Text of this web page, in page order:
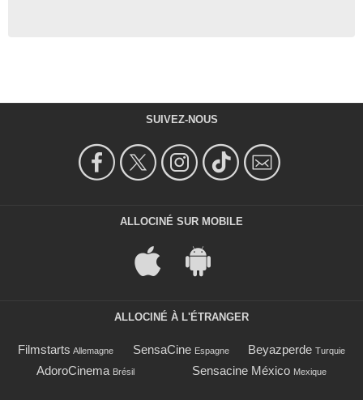
SUIVEZ-NOUS
ALLOCINÉ SUR MOBILE
ALLOCINÉ À L'ÉTRANGER
Filmstarts Allemagne SensaCine Espagne Beyazperde Turquie
AdoroCinema Brésil Sensacine México Mexique